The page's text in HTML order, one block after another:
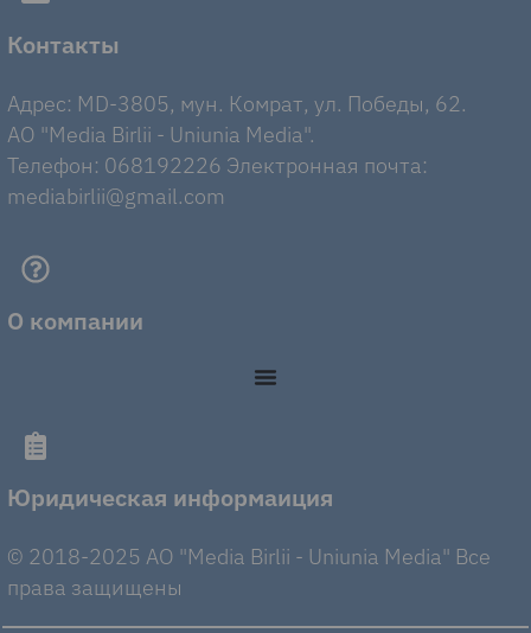
Контакты
Адрес: MD-3805, мун. Комрат, ул. Победы, 62.
AO "Media Birlii - Uniunia Media".
Телефон: 068192226 Электронная почта:
mediabirlii@gmail.com
О компании
Юридическая информаиция
© 2018-2025 AO "Media Birlii - Uniunia Media" Все
права защищены